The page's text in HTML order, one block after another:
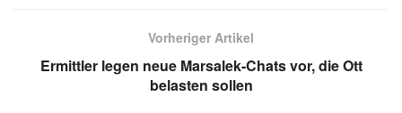
Vorheriger Artikel
Ermittler legen neue Marsalek-Chats vor, die Ott
belasten sollen